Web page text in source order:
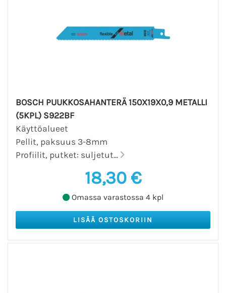
BOSCH PUUKKOSAHANTERÄ 150X19X0,9 METALLI
(5KPL) S922BF
Käyttöalueet
Pellit, paksuus 3-8mm
Profiilit, putket: suljetut...
18,30 €
Omassa varastossa 4 kpl